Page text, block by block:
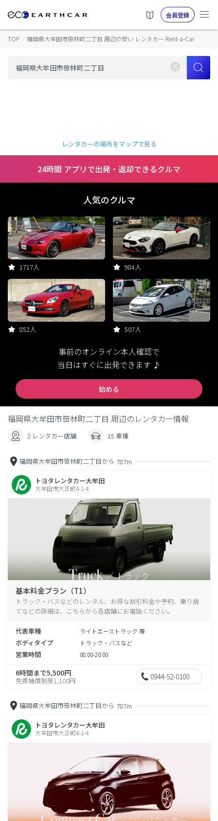
会員登録
TOP › 福岡県大牟田市笹林町二丁目 周辺の安い レンタカー Rent-a-Car
レンタカーの場所をマップで見る
24時間 アプリで出発・返却できるクルマ
人気のクルマ
1717人 984人
852人 507人
事前のオンライン本人確認で
当日はすぐに出発できます ♪
始める
福岡県大牟田市笹林町二丁目 周辺のレンタカー情報
2 レンタカー店舗 15 車種
福岡県大牟田市笹林町二丁目から 787m
トヨタレンタカー大牟田
大牟田市大正町4-1-4
基本料金プラン（T1）
トラック・バスなどのレンタル、お得な割引料金や予約、乗り捨
てなどの詳細は、こちらから各店舗にお電話ください。
代表車種 ライトエーストラック 等
ボディタイプ トラック・バスなど
営業時間 08:00-20:00
6時間まで5,500円
免責補償制度1,100円 0944-52-0100
福岡県大牟田市笹林町二丁目から 787m
トヨタレンタカー大牟田
大牟田市大正町4-1-4